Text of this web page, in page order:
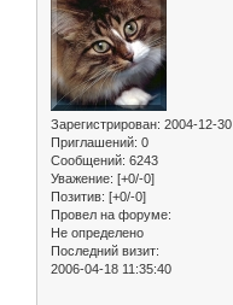
Зарегистрирован: 2004-12-30
Приглашений: 0
Сообщений: 6243
Уважение: [+0/-0]
Позитив: [+0/-0]
Провел на форуме:
Не определено
Последний визит:
2006-04-18 11:35:40